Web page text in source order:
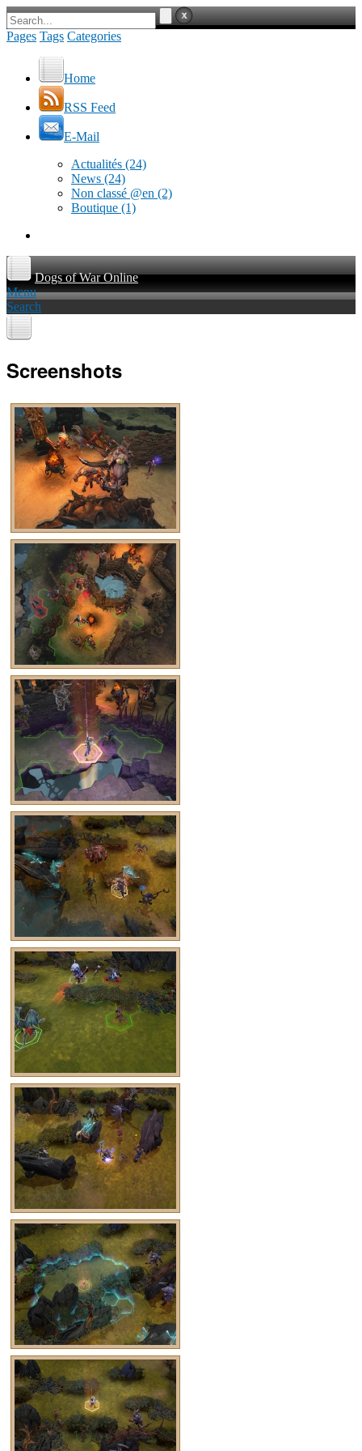
Pages Tags Categories
Home
RSS Feed
E-Mail
Actualités (24)
News (24)
Non classé @en (2)
Boutique (1)
Dogs of War Online
Menu
Search
Screenshots